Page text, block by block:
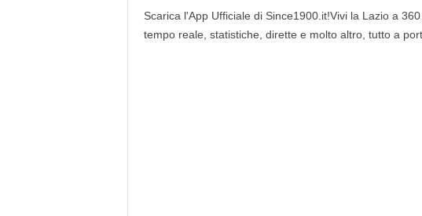
Scarica l'App Ufficiale di Since1900.it!Vivi la Lazio a
tempo reale, statistiche, dirette e molto altro, tutto a